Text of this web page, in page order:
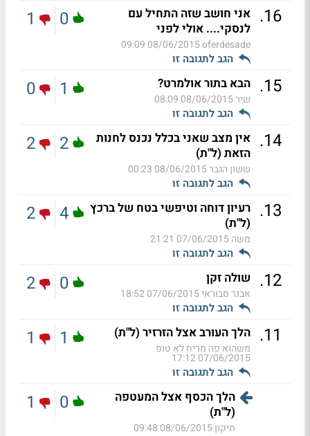
16
. אני חושב שזה התחיל עם
לנסקי.... אולי לפני
oferdesade
08/06/2015 09:09
הגב לתגובה זו
0
1
15
. הבא בתור אולמרט?
שיר08/06/2015 08:09
הגב לתגובה זו
1
0
14
. אין מצב שאני בכלל נכנס לחנות
הזאת (ל"ת)
ששון הגבר08/06/2015 00:23
הגב לתגובה זו
2
2
13
. רעיון דוחה וטיפשי בטח של ברכץ
(ל"ת)
משה07/06/2015 21:21
הגב לתגובה זו
4
2
12
. שולה זקן
אבנר סבוראי07/06/2015 18:52
הגב לתגובה זו
0
2
11
. הלך העורב אצל הזרזיר (ל"ת)
משהוא פה מריח לא טופ
07/06/2015 17:12
הגב לתגובה זו
1
1
הלך הכסף אצל המעטפה
(ל"ת)
תיקון08/06/2015 09:48
0
1